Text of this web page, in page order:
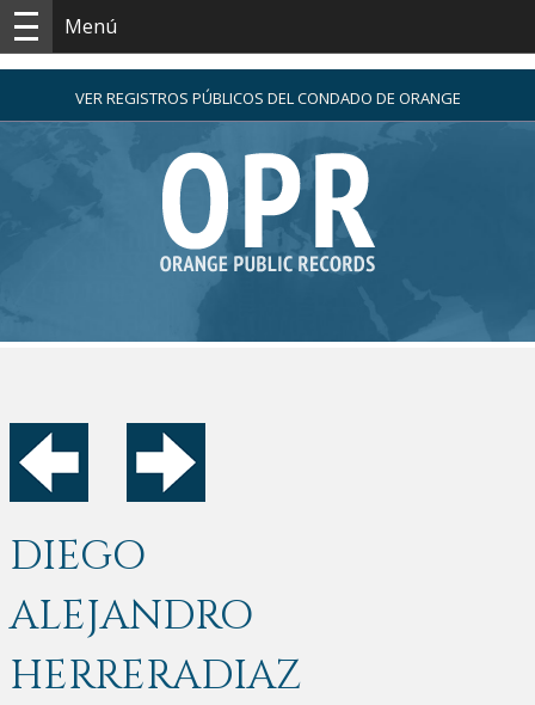
Menú
VER REGISTROS PÚBLICOS DEL CONDADO DE ORANGE
DIEGO
ALEJANDRO
HERRERADIAZ